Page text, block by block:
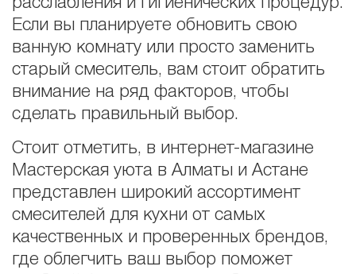
Если вы планируете обновить свою
ванную комнату или просто заменить
старый смеситель, вам стоит обратить
внимание на ряд факторов, чтобы
сделать правильный выбор.
Стоит отметить, в интернет-магазине
Мастерская уюта в Алматы и Астане
представлен широкий ассортимент
смесителей для кухни от самых
качественных и проверенных брендов,
где облегчить ваш выбор поможет